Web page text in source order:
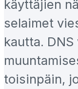
käyttäjien
selaimet
kautta.
toisinpäin,